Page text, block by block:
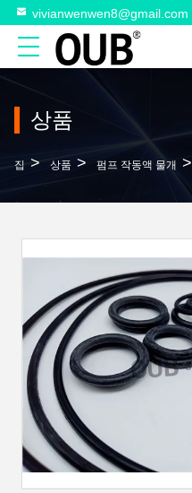
vivianwenwen8@gmail.com
상품
집 > 상품 > 펌프 작동액 물개 >